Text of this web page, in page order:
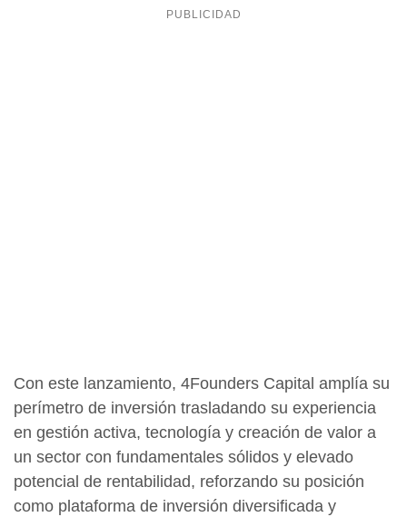
Con este lanzamiento, 4Founders Capital amplía su
perímetro de inversión trasladando su experiencia
en gestión activa, tecnología y creación de valor a
un sector con fundamentales sólidos y elevado
potencial de rentabilidad, reforzando su posición
como plataforma de inversión diversificada y